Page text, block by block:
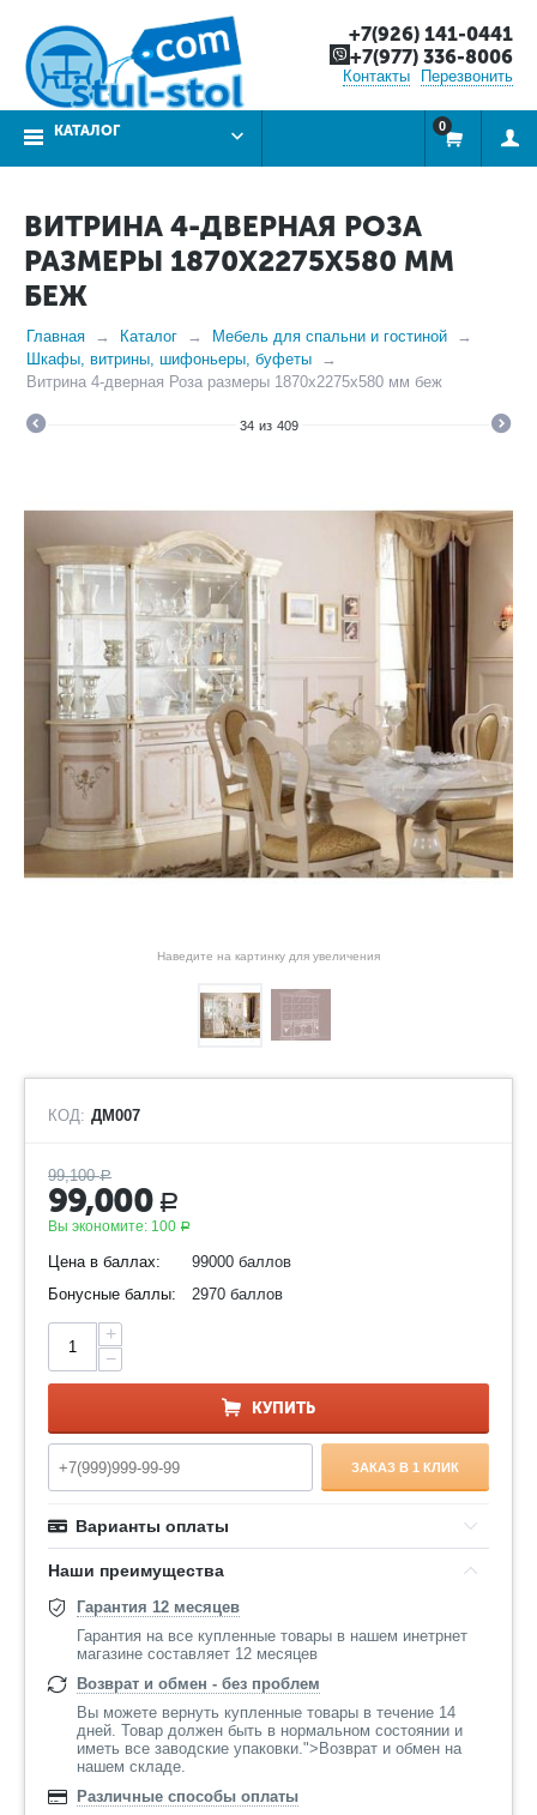
+7(926) 141-0441
+7(977) 336-8006
Контакты Перезвонить
КАТАЛОГ 0
ВИТРИНА 4-ДВЕРНАЯ РОЗА
РАЗМЕРЫ 1870X2275X580 ММ
БЕЖ
Главная Каталог
Мебель для спальни и гостиной
Шкафы, витрины, шифоньеры, буфеты
Витрина 4-дверная Роза размеры 1870x2275x580 мм беж
34 из 409
Наведите на картинку для увеличения
КОД: ДМ007
99,100 Р
99,000 Р
Вы экономите: 100 Р
Цена в баллах:
99000 баллов
Бонусные баллы:
2970 баллов
+
−
КУПИТЬ
ЗАКАЗ В 1 КЛИК
Варианты оплаты
Наши преимущества
Гарантия 12 месяцев
Гарантия на все купленные товары в нашем инетрнет
магазине составляет 12 месяцев
Возврат и обмен - без проблем
Вы можете вернуть купленные товары в течение 14
дней. Товар должен быть в нормальном состоянии и
иметь все заводские упаковки.">Возврат и обмен на
нашем складе.
Различные способы оплаты